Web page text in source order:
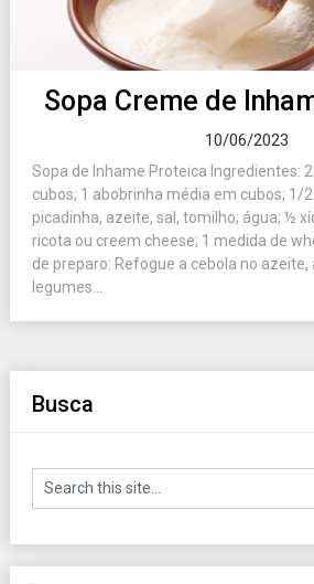
Sopa Creme de
10/06/2023
Sopa de Inhame Proteica Ingredientes:
cubos; 1 abobrinha média em cubos; 1/
picadinha, azeite, sal, tomilho; água; ½
ricota ou creem cheese; 1 medida de
de preparo: Refogue a cebola no azeite,
legumes...
Busca